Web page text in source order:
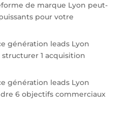
de marque Lyon peut-
pour votre
génération leads Lyon
1 acquisition
génération leads Lyon
6 objectifs commerciaux